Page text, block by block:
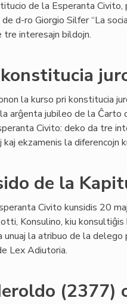
de la Esperanta
d-ro Giorgio Silfer “La
interesajn bildojn.
la kurso pri konstitucia
arĝenta jubileo de la Ĉarto
Civito: deko da tre
ekzamenis la diferencojn
de la
Civito kunsidis 20
Konsulino, kiu konsultiĝis
la atribuo de la delego
Lex Adiutoria.